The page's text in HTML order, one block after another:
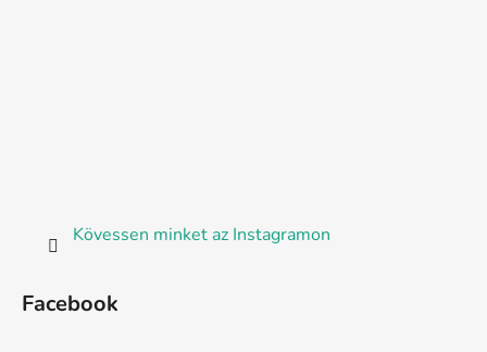
Kövessen minket az Instagramon
Facebook